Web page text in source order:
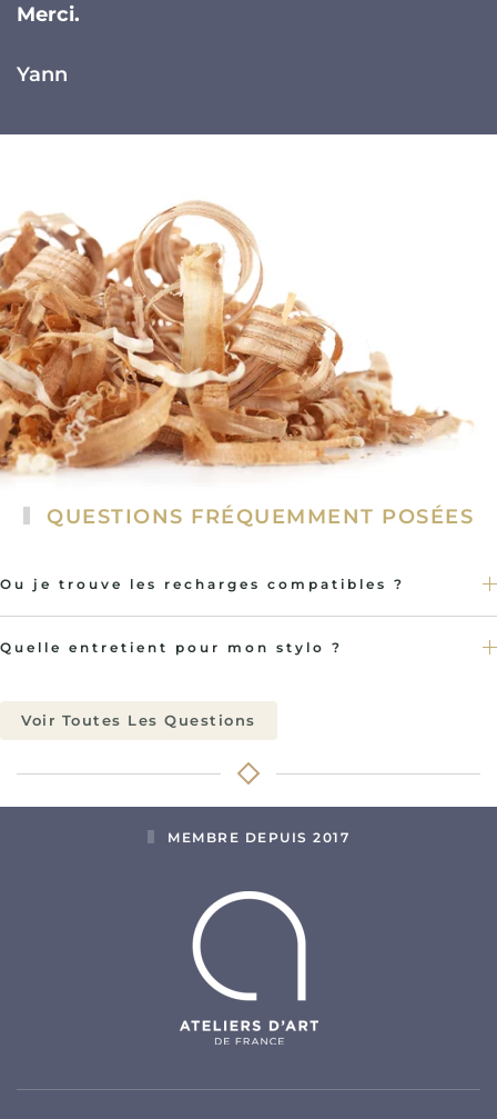
Merci.
Yann
QUESTIONS FRÉQUEMMENT POSÉES
Ou je trouve les recharges compatibles ?
Quelle entretient pour mon stylo ?
Voir Toutes Les Questions
MEMBRE DEPUIS 2017